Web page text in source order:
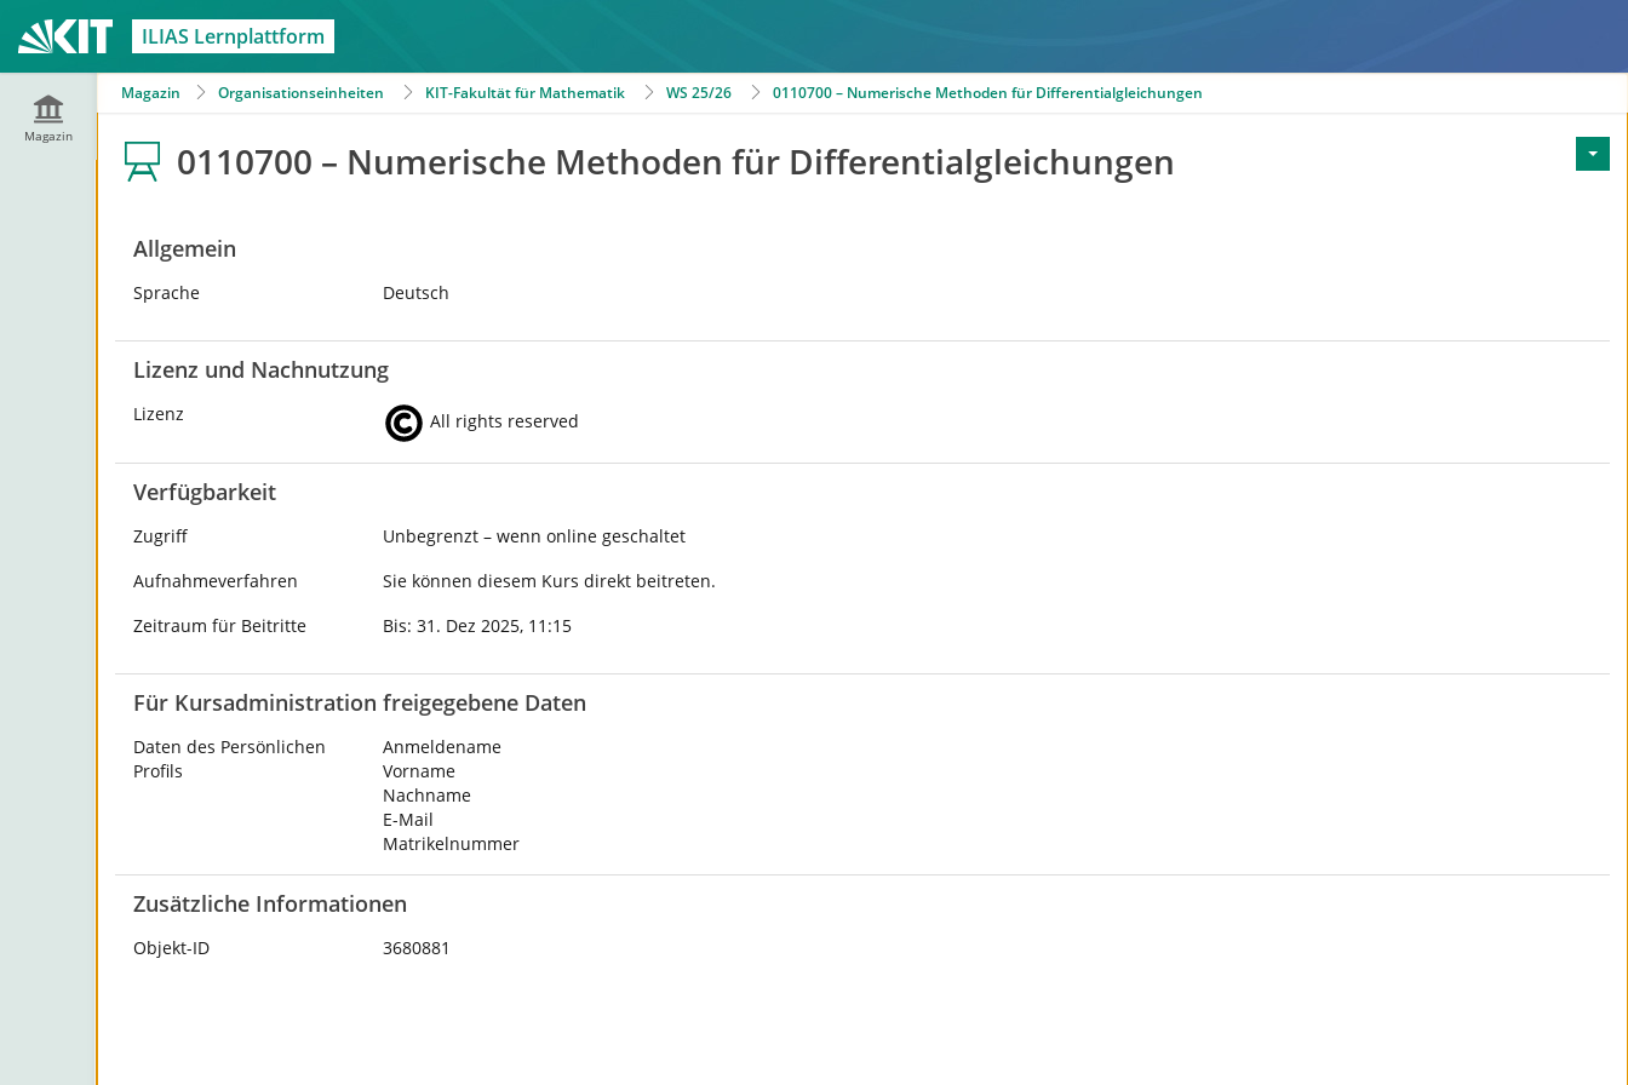
ILIAS Lernplattform
Magazin
0110700 – Numerische Methoden für Differentialgleichungen
WS 25/26
KIT-Fakultät für Mathematik
Organisationseinheiten
Magazin
0110700 – Numerische Methoden für Differentialgleichungen
Allgemein
Sprache Deutsch
Lizenz und Nachnutzung
Lizenz All rights reserved
Verfügbarkeit
Zugriff
Unbegrenzt – wenn online geschaltet
Aufnahmeverfahren
Sie können diesem Kurs direkt beitreten.
Zeitraum für Beitritte
Bis: 31. Dez 2025, 11:15
Für Kursadministration freigegebene Daten
Daten des Persönlichen
Profils
Anmeldename
Vorname
Nachname
E-Mail
Matrikelnummer
Zusätzliche Informationen
Objekt-ID 3680881